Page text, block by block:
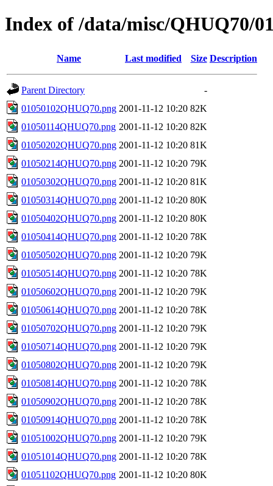
Index of /data/misc/QHUQ70/
Name Last modified Size Description
Parent Directory
-
01050102QHUQ70.png 2001-11-12 10:20 82K
01050114QHUQ70.png 2001-11-12 10:20 82K
01050202QHUQ70.png 2001-11-12 10:20 81K
01050214QHUQ70.png 2001-11-12 10:20 79K
01050302QHUQ70.png 2001-11-12 10:20 81K
01050314QHUQ70.png 2001-11-12 10:20 80K
01050402QHUQ70.png 2001-11-12 10:20 80K
01050414QHUQ70.png 2001-11-12 10:20 78K
01050502QHUQ70.png 2001-11-12 10:20 79K
01050514QHUQ70.png 2001-11-12 10:20 78K
01050602QHUQ70.png 2001-11-12 10:20 79K
01050614QHUQ70.png 2001-11-12 10:20 78K
01050702QHUQ70.png 2001-11-12 10:20 79K
01050714QHUQ70.png 2001-11-12 10:20 79K
01050802QHUQ70.png 2001-11-12 10:20 79K
01050814QHUQ70.png 2001-11-12 10:20 78K
01050902QHUQ70.png 2001-11-12 10:20 78K
01050914QHUQ70.png 2001-11-12 10:20 78K
01051002QHUQ70.png 2001-11-12 10:20 79K
01051014QHUQ70.png 2001-11-12 10:20 78K
01051102QHUQ70.png 2001-11-12 10:20 80K